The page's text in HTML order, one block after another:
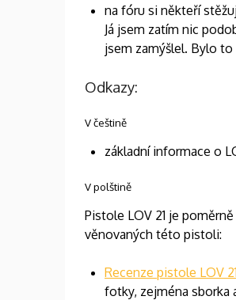
na fóru si někteří
Já jsem zatím nic
jsem zamýšlel. Bylo
Odkazy:
V češtině
základní informace o
V polštině
Pistole LOV 21 je
věnovaných této pistoli:
Recenze pistole LOV
fotky, zejména sborka